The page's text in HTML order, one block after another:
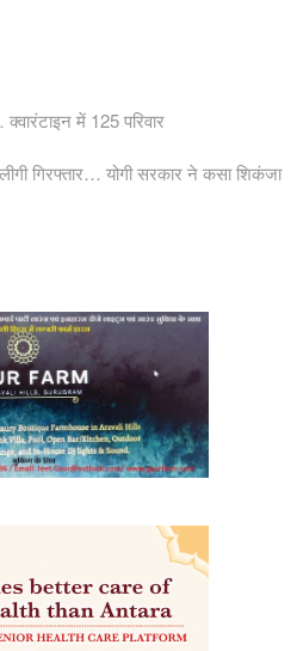
में 125 परिवार
गिरफ्तार… योगी सरकार ने कसा शिकंजा